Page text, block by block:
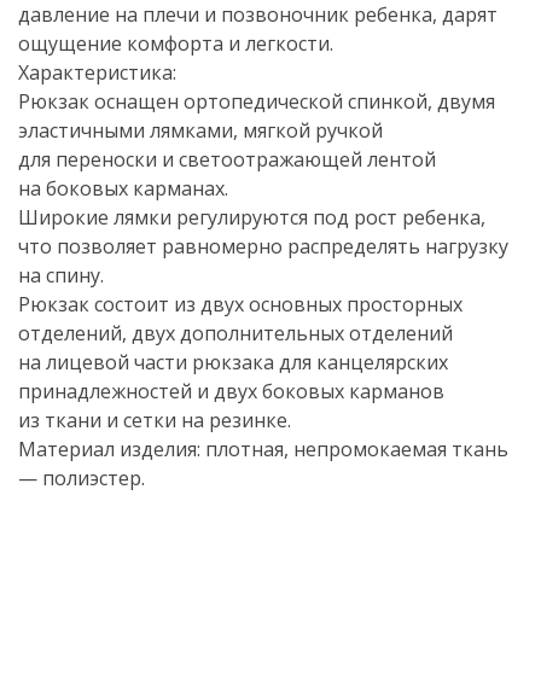
давление на плечи и позвоночник ребенка, дарят
ощущение комфорта и легкости.
Характеристика:
Рюкзак оснащен ортопедической спинкой, двумя
эластичными лямками, мягкой ручкой
для переноски и светоотражающей лентой
на боковых карманах.
Широкие лямки регулируются под рост ребенка,
что позволяет равномерно распределять нагрузку
на спину.
Рюкзак состоит из двух основных просторных
отделений, двух дополнительных отделений
на лицевой части рюкзака для канцелярских
принадлежностей и двух боковых карманов
из ткани и сетки на резинке.
Материал изделия: плотная, непромокаемая ткань
— полиэстер.